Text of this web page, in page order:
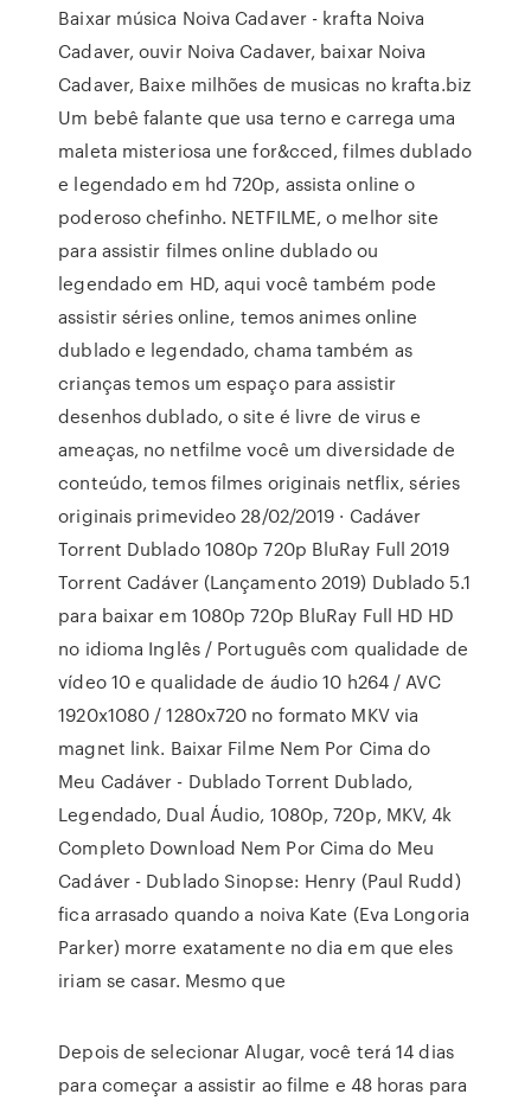
Baixar música Noiva Cadaver - krafta Noiva
Cadaver, ouvir Noiva Cadaver, baixar Noiva
Cadaver, Baixe milhões de musicas no krafta.biz
Um bebê falante que usa terno e carrega uma
maleta misteriosa une for&cced, filmes dublado
e legendado em hd 720p, assista online o
poderoso chefinho. NETFILME, o melhor site
para assistir filmes online dublado ou
legendado em HD, aqui você também pode
assistir séries online, temos animes online
dublado e legendado, chama também as
crianças temos um espaço para assistir
desenhos dublado, o site é livre de virus e
ameaças, no netfilme você um diversidade de
conteúdo, temos filmes originais netflix, séries
originais primevideo 28/02/2019 · Cadáver
Torrent Dublado 1080p 720p BluRay Full 2019
Torrent Cadáver (Lançamento 2019) Dublado 5.1
para baixar em 1080p 720p BluRay Full HD HD
no idioma Inglês / Português com qualidade de
vídeo 10 e qualidade de áudio 10 h264 / AVC
1920x1080 / 1280x720 no formato MKV via
magnet link. Baixar Filme Nem Por Cima do
Meu Cadáver - Dublado Torrent Dublado,
Legendado, Dual Áudio, 1080p, 720p, MKV, 4k
Completo Download Nem Por Cima do Meu
Cadáver - Dublado Sinopse: Henry (Paul Rudd)
fica arrasado quando a noiva Kate (Eva Longoria
Parker) morre exatamente no dia em que eles
iriam se casar. Mesmo que
Depois de selecionar Alugar, você terá 14 dias
para começar a assistir ao filme e 48 horas para